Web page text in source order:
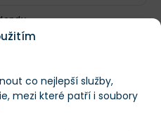
co nejlepší služby,
mezi které patří i soubory